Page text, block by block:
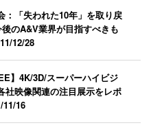
：「失われた10年」を取り戻
のA&V業界が目指すべきも
12/28
】4K/3D/スーパーハイビジ
社映像関連の注目展示をレポ
11/16